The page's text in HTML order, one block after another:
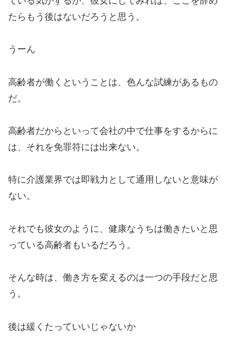
たらもう後はないだろうと思う。
うーん
高齢者が働くということは、色んな試練があるもの
だ。
高齢者だからといって会社の中で仕事をするからに
は、それを免罪符には出来ない。
特に介護業界では即戦力として通用しないと意味が
ない。
それでも彼女のように、健康なうちは働きたいと思
っている高齢者もいるだろう。
そんな時は、働き方を変えるのは一つの手段だと思
う。
後は緩くたっていいじゃないか